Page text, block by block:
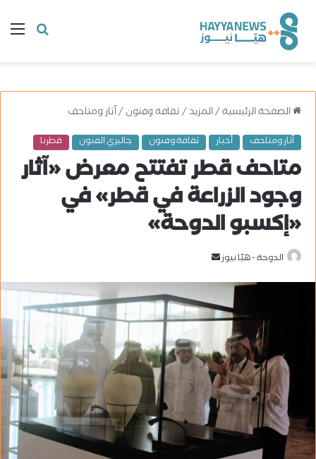
البحث
الصفحة الرئيسية/المزيد/ثقافة وفنون/آثار ومتاحف
آثار ومتاحف أخبار ثقافة وفنون جاليري الفنون قطرنا
متاحف قطر تفتتح معرض «آثار
وجود الزراعة في قطر» في
«إكسبو الدوحة»
الدوحة - هيّا نيوز
ل
ب
ي
د
ا
إ
ل
ك